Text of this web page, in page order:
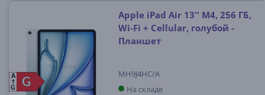
G
G
A
G
Apple iPad Air 13'' M4, 256 ГБ,
Wi-Fi + Cellular, голубой -
Планшет
MH9J4HC/A
На складе